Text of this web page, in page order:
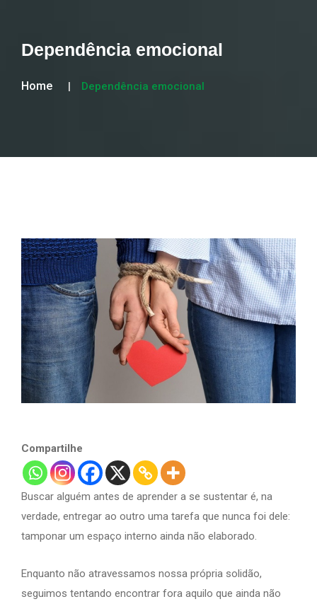
Dependência emocional
Home Dependência emocional
Compartilhe
Buscar alguém antes de aprender a se sustentar é, na
verdade, entregar ao outro uma tarefa que nunca foi dele:
tamponar um espaço interno ainda não elaborado.
Enquanto não atravessamos nossa própria solidão,
seguimos tentando encontrar fora aquilo que ainda não